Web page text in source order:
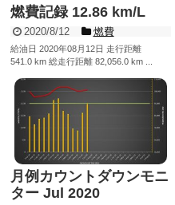
燃費記録 12.86 km/L
2020/8/12 燃費
給油日 2020年08月12日 走行距離
541.0 km 総走行距離 82,056.0 km ...
記事を読む
月例カウントダウンモニ
ター Jul 2020